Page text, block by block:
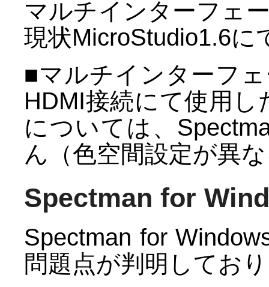
マルチインターフェ
現状MicroStudio1.6に
■マルチインターフ
HDMI接続にて使用
については、
ん（色空間設定が異
Spectman for
Spectman for
問題点が判明してお